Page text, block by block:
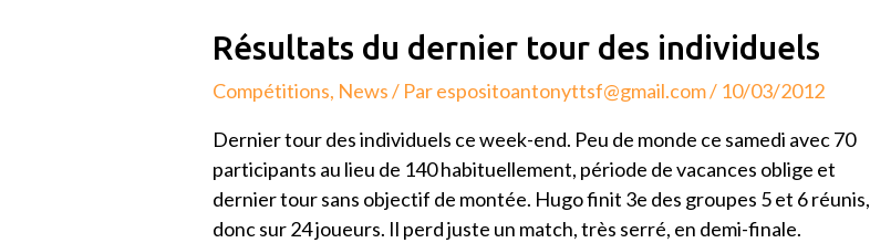
Résultats du dernier tour des individuels
Compétitions, News/ Parespositoantonyttsf@gmail.com/ 10/03/2012
Dernier tour des individuels ce week-end. Peu de monde ce samedi avec 70
participants au lieu de 140 habituellement, période de vacances oblige et
dernier tour sans objectif de montée. Hugo finit 3e des groupes 5 et 6 réunis,
donc sur 24 joueurs. Il perd juste un match, très serré, en demi-finale.
Résultats
dernier
tour
individuels